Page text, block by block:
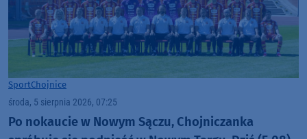
SportChojnice
środa, 5 sierpnia 2026, 07:25
Po nokaucie w Nowym Sączu, Chojniczanka